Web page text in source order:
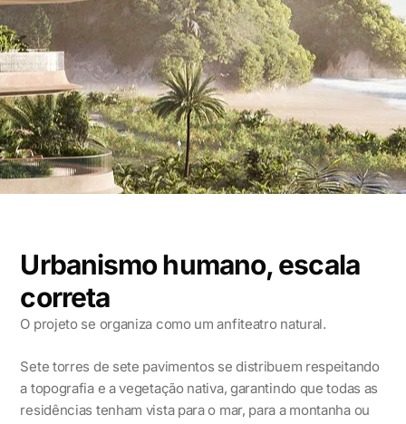
Urbanismo humano, escala
correta
O projeto se organiza como um anfiteatro natural.
Sete torres de sete pavimentos se distribuem respeitando
a topografia e a vegetação nativa, garantindo que todas as
residências tenham vista para o mar, para a montanha ou